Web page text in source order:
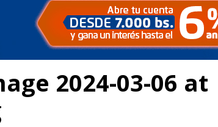
2024-03-06 at